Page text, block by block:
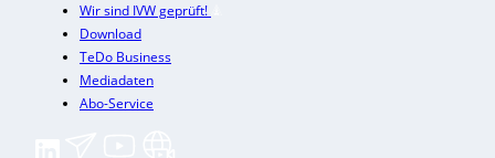
Wir sind IVW geprüft!
Download
TeDo Business
Mediadaten
Abo-Service